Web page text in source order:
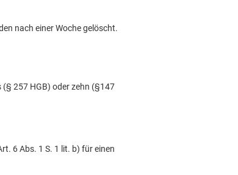
nach einer Woche gelöscht.
257 HGB) oder zehn (§147
6 Abs. 1 S. 1 lit. b) für einen